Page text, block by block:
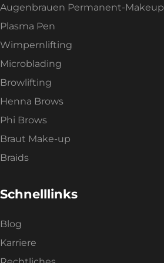
Augenbrauen Permanent-Makeup
Plasma Pen
Wimpernlifting
Microblading
Browlifting
Henna Brows
Phi Brows
Braut Make-up
Braids
Schnelllinks
Blog
Karriere